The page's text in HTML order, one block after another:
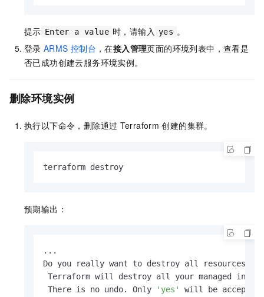
提示 Enter a value 时，请输入 yes 。
登录 ARMS 控制台 ，在接入管理页面的环境列表中，查看是
否已成功创建云服务环境实例。
删除环境实例
执行以下命令，删除通过 Terraform 创建的集群。
terraform destroy
预期输出：
...
Do you really want to destroy all resources?
Terraform will destroy all your managed
There is no undo. Only
'yes' will be